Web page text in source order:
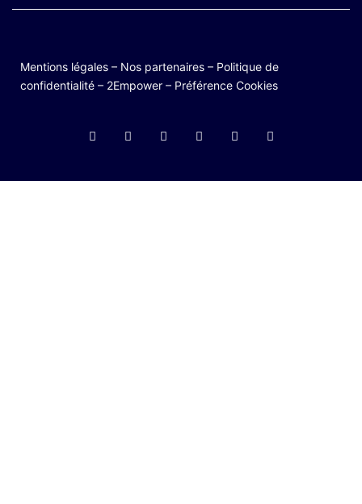
Mentions légales – Nos partenaires – Politique de
confidentialité – 2Empower – Préférence Cookies